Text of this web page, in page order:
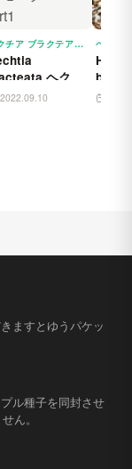
ヘクチア ブラクテアータ HECHTIA BRACTEATA
ヘクチ
ラクテアー
2022.09.10
ー種
ますとゆうパケッ
ル種子を同封させ
ん。